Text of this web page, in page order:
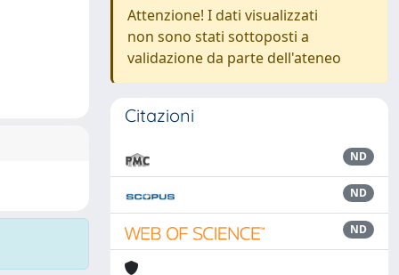
Attenzione! I dati visualizzati
non sono stati sottoposti a
validazione da parte dell'ateneo
Citazioni
ND
ND
ND